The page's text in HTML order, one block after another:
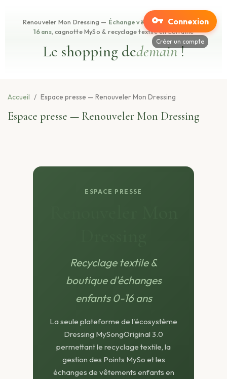
Renouveler Mon Dressing — Échange vêtements enfants 0-
16 ans, cagnotte MySo & recyclage textile en Lorraine
Le shopping dedemain!
Accueil Espace presse — Renouveler Mon Dressing
Espace presse — Renouveler Mon Dressing
ESPACE PRESSE
Recyclage textile &
boutique d'échanges
enfants 0-16 ans
La seule plateforme de l'écosystème
Dressing MySongOriginal 3.0
permettant le recyclage textile, la
gestion des Points MySo et les
échanges de vêtements enfants en
Connexion
Créer un compte